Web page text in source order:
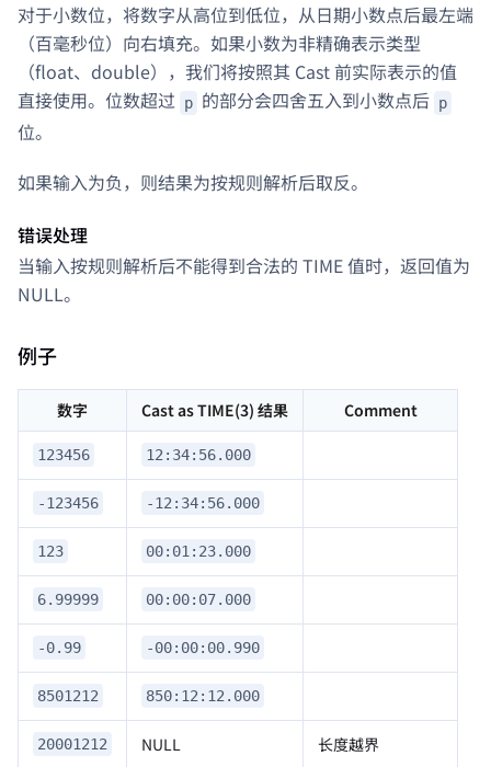
对于小数位，将数字从高位到低位，从日期小数点后最左端
（百毫秒位）向右填充。如果小数为非精确表示类型
（float、double），我们将按照其 Cast 前实际表示的值
直接使用。位数超过 p 的部分会四舍五入到小数点后 p
位。
如果输入为负，则结果为按规则解析后取反。
错误处理
当输入按规则解析后不能得到合法的 TIME 值时，返回值为
NULL。
例子
数字 Cast as TIME(3) 结果 Comment
123456 12:34:56.000
-123456 -12:34:56.000
123 00:01:23.000
6.99999 00:00:07.000
-0.99 -00:00:00.990
8501212 850:12:12.000
20001212 NULL 长度越界